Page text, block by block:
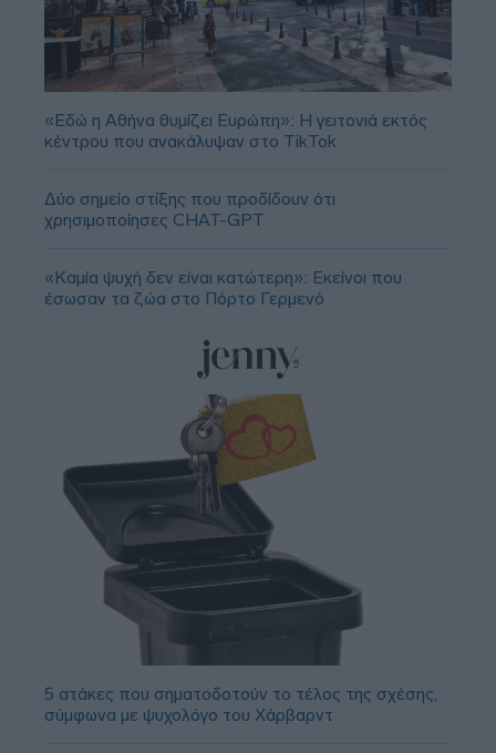
«Εδώ η Αθήνα θυμίζει Ευρώπη»: H γειτονιά εκτός
κέντρου που ανακάλυψαν στο TikTok
Δύο σημείο στίξης που προδίδουν ότι
χρησιμοποίησες CHAT-GPT
«Καμία ψυχή δεν είναι κατώτερη»: Εκείνοι που
έσωσαν τα ζώα στο Πόρτο Γερμενό
5 ατάκες που σηματοδοτούν το τέλος της σχέσης,
σύμφωνα με ψυχολόγο του Χάρβαρντ